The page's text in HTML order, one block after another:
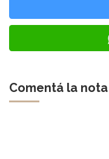
Comentá la nota